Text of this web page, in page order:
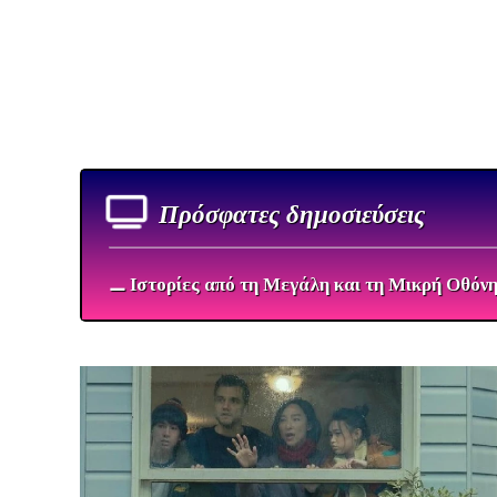
Πρόσφατες δημοσιεύσεις
⚊ Ιστορίες από τη Μεγάλη και τη Μικρή Οθόνη